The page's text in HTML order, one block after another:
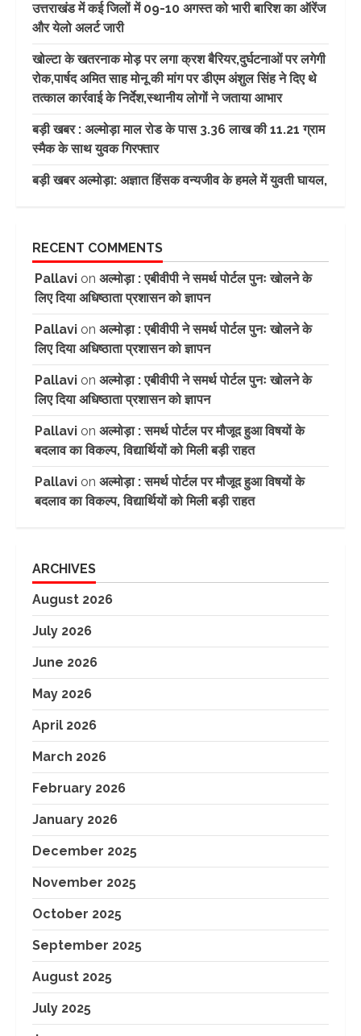
उत्तराखंड में कई जिलों में 09-10 अगस्त को भारी बारिश का ऑरेंज
और येलो अलर्ट जारी
खोल्टा के खतरनाक मोड़ पर लगा क्रश बैरियर,दुर्घटनाओं पर लगेगी
रोक,पार्षद अमित साह मोनू की मांग पर डीएम अंशुल सिंह ने दिए थे
तत्काल कार्रवाई के निर्देश,स्थानीय लोगों ने जताया आभार
बड़ी खबर : अल्मोड़ा माल रोड के पास 3.36 लाख की 11.21 ग्राम
स्मैक के साथ युवक गिरफ्तार
बड़ी खबर अल्मोड़ा: अज्ञात हिंसक वन्यजीव के हमले में युवती घायल,
RECENT COMMENTS
Pallavi on अल्मोड़ा : एबीवीपी ने समर्थ पोर्टल पुनः खोलने के
लिए दिया अधिष्ठाता प्रशासन को ज्ञापन
Pallavi on अल्मोड़ा : एबीवीपी ने समर्थ पोर्टल पुनः खोलने के
लिए दिया अधिष्ठाता प्रशासन को ज्ञापन
Pallavi on अल्मोड़ा : एबीवीपी ने समर्थ पोर्टल पुनः खोलने के
लिए दिया अधिष्ठाता प्रशासन को ज्ञापन
Pallavi on अल्मोड़ा : समर्थ पोर्टल पर मौजूद हुआ विषयों के
बदलाव का विकल्प, विद्यार्थियों को मिली बड़ी राहत
Pallavi on अल्मोड़ा : समर्थ पोर्टल पर मौजूद हुआ विषयों के
बदलाव का विकल्प, विद्यार्थियों को मिली बड़ी राहत
ARCHIVES
August 2026
July 2026
June 2026
May 2026
April 2026
March 2026
February 2026
January 2026
December 2025
November 2025
October 2025
September 2025
August 2025
July 2025